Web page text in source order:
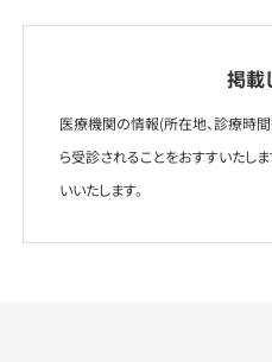
掲載
医療機関の情報(所在地、診療時
ら受診されることをおすすいたし
いいたします。